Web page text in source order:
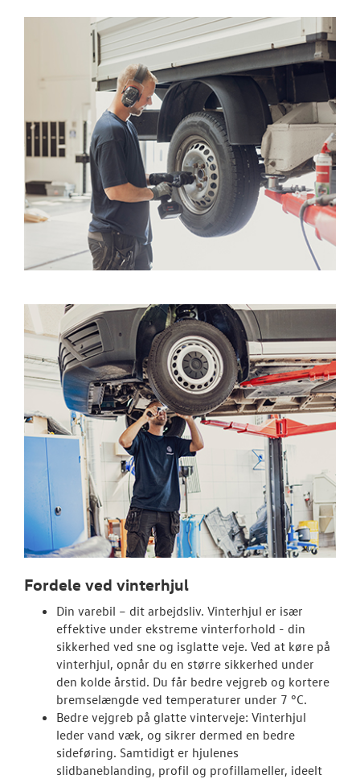
Fordele ved vinterhjul
Din varebil – dit arbejdsliv. Vinterhjul er især
effektive under ekstreme vinterforhold - din
sikkerhed ved sne og isglatte veje. Ved at køre på
vinterhjul, opnår du en større sikkerhed under
den kolde årstid. Du får bedre vejgreb og kortere
bremselængde ved temperaturer under 7 °C.
Bedre vejgreb på glatte vinterveje: Vinterhjul
leder vand væk, og sikrer dermed en bedre
sideføring. Samtidigt er hjulenes
slidbaneblanding, profil og profillameller, ideelt